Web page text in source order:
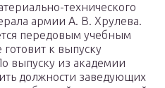
технического
армии А. В. Хрулева.
передовым учебным
к выпуску
выпуску из академии
должности заведующих